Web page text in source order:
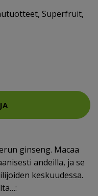
, Superfruit,
ginseng. Macaa
andeilla, ja se
keskuudessa.